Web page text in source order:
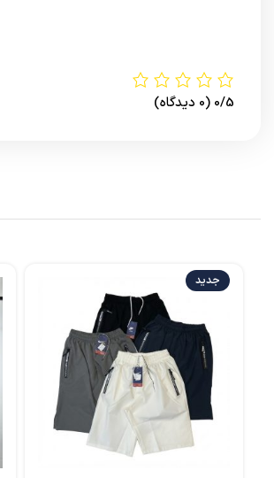
0/5 (0 دیدگاه)
جدید